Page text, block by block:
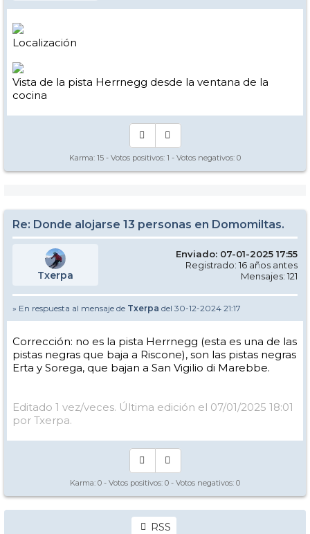
Localización
Vista de la pista Herrnegg desde la ventana de la
cocina
Karma: 15 - Votos positivos: 1 - Votos negativos: 0
Re: Donde alojarse 13 personas en Domomiltas.
Txerpa
Enviado: 07-01-2025 17:55
Registrado: 16 años antes
Mensajes: 121
» En respuesta al mensaje de Txerpa del 30-12-2024 21:17
Corrección: no es la pista Herrnegg (esta es una de las
pistas negras que baja a Riscone), son las pistas negras
Erta y Sorega, que bajan a San Vigilio di Marebbe.
Editado 1 vez/veces. Última edición el 07/01/2025 18:01
por Txerpa.
Karma: 0 - Votos positivos: 0 - Votos negativos: 0
RSS